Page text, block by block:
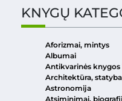
KNYGŲ
Aforizmai, mintys
Albumai
Antikvarinės knygos
Architektūra,
Astronomija
Atsiminimai,